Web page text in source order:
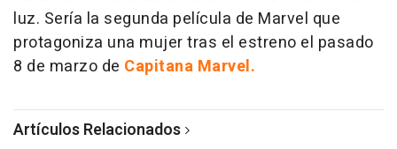
luz. Sería la segunda película de Marvel que
protagoniza una mujer tras el estreno el pasado
8 de marzo de Capitana Marvel.
Artículos Relacionados